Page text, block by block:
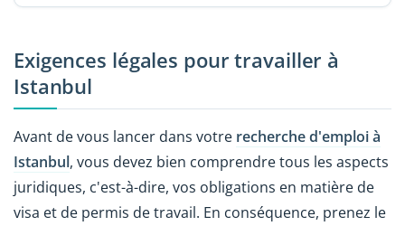
Exigences légales pour travailler à
Istanbul
Avant de vous lancer dans votre recherche d'emploi à
Istanbul, vous devez bien comprendre tous les aspects
juridiques, c'est-à-dire, vos obligations en matière de
visa et de permis de travail. En conséquence, prenez le